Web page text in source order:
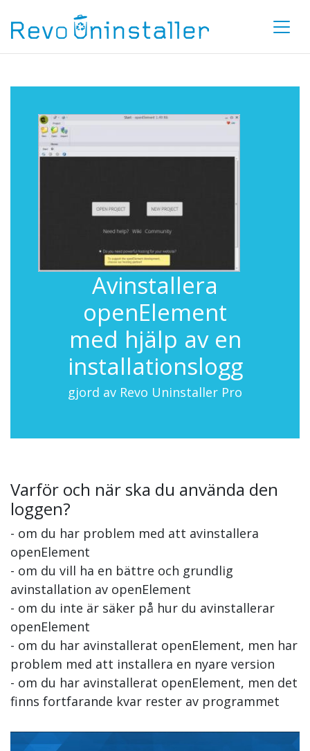
Avinstallera
openElement
med hjälp av en
installationslogg
gjord av Revo Uninstaller Pro
Varför och när ska du använda den
loggen?
- om du har problem med att avinstallera
openElement
- om du vill ha en bättre och grundlig
avinstallation av openElement
- om du inte är säker på hur du avinstallerar
openElement
- om du har avinstallerat openElement, men har
problem med att installera en nyare version
- om du har avinstallerat openElement, men det
finns fortfarande kvar rester av programmet